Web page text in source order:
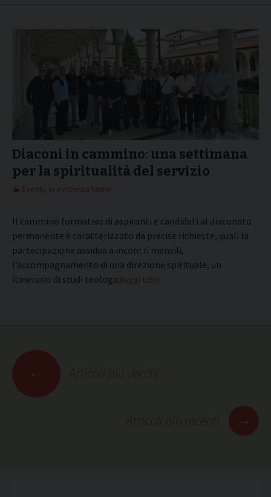
Diaconi in cammino: una settimana
per la spiritualità del servizio
Eventi, in evidenza home
Il cammino formativo di aspiranti e candidati al diaconato
permanente è caratterizzato da precise richieste, quali la
partecipazione assidua a incontri mensili,
l’accompagnamento di una direzione spirituale, un
itinerario di studi teologici.leggi tutto
Navigazione
articoli
← Articoli più vecchi
Articoli più recenti →